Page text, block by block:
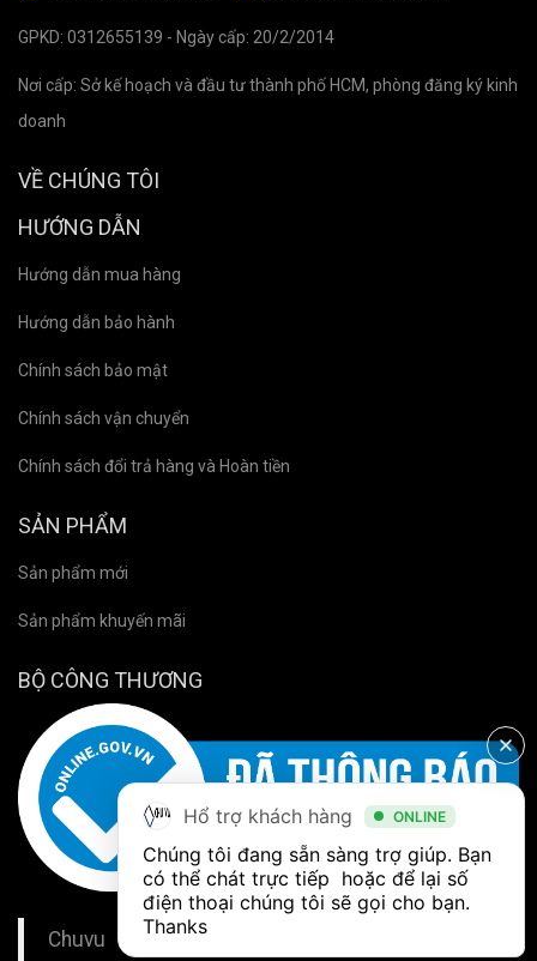
GPKD: 0312655139 - Ngày cấp: 20/2/2014
Nơi cấp: Sở kế hoạch và đầu tư thành phố HCM, phòng đăng ký kinh
doanh
VỀ CHÚNG TÔI
HƯỚNG DẪN
Hướng dẫn mua hàng
Hướng dẫn bảo hành
Chính sách bảo mật
Chính sách vận chuyển
Chính sách đổi trả hàng và Hoàn tiền
SẢN PHẨM
Sản phẩm mới
Sản phẩm khuyến mãi
BỘ CÔNG THƯƠNG
Chuvu
Hổ trợ khách hàng ONLINE
Chúng tôi đang sẵn sàng trợ giúp. Bạn
có thể chát trực tiếp  hoặc để lại số
điện thoại chúng tôi sẽ gọi cho bạn.
Thanks